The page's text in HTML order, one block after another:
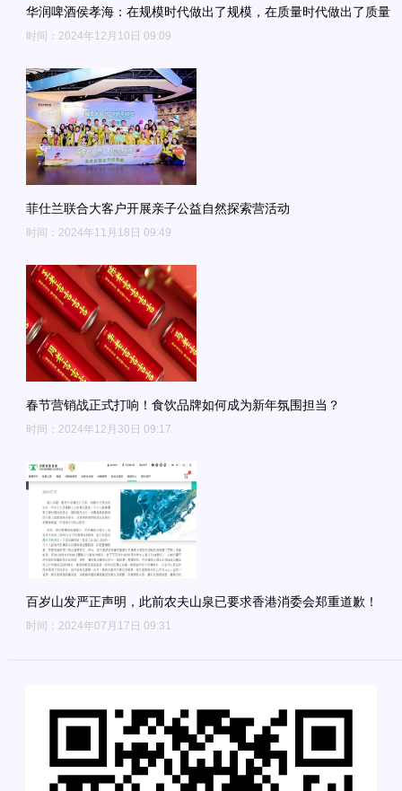
华润啤酒侯孝海：在规模时代做出了规模，在质量时代做出了质量
时间：2024年12月10日 09:09
菲仕兰联合大客户开展亲子公益自然探索营活动
时间：2024年11月18日 09:49
春节营销战正式打响！食饮品牌如何成为新年氛围担当？
时间：2024年12月30日 09:17
百岁山发严正声明，此前农夫山泉已要求香港消委会郑重道歉！
时间：2024年07月17日 09:31